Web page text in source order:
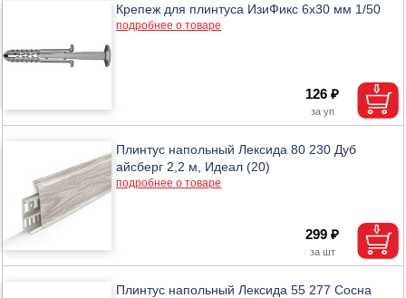
Крепеж для плинтуса ИзиФикс 6х30 мм 1/50
подробнее о товаре
126 ₽
Плинтус напольный Лексида 80 230 Дуб
айсберг 2,2 м, Идеал (20)
подробнее о товаре
299 ₽
Плинтус напольный Лексида 55 277 Сосна